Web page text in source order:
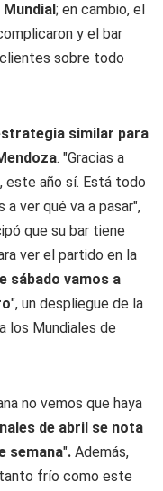
; en cambio, el
y el bar
sobre todo
similar para
. "Gracias a
este año sí. Está todo
ver qué va a pasar",
que su bar tiene
ver el partido en la
sábado vamos a
", un despliegue de la
los Mundiales de
no vemos que haya
de abril se nota
semana". Además,
frío como este